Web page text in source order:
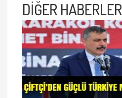
DİĞER HABERLER